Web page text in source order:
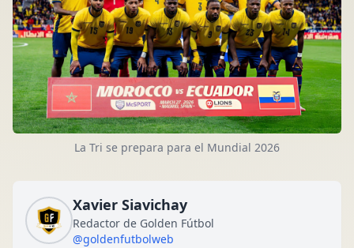
La Tri se prepara para el Mundial 2026
Xavier Siavichay
Redactor de Golden Fútbol
@goldenfutbolweb